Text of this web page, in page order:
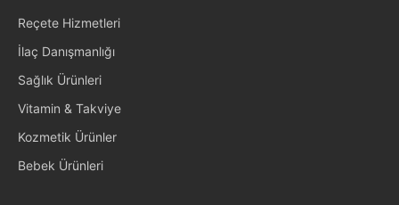
Reçete Hizmetleri
İlaç Danışmanlığı
Sağlık Ürünleri
Vitamin & Takviye
Kozmetik Ürünler
Bebek Ürünleri